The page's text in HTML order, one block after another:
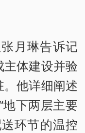
月琳告诉记
体建设并验
他详细阐述
下两层主要
环节的温控